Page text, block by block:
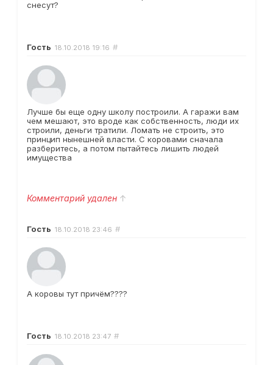
снесут?
Гость 18.10.2018 19:16 #
Лучше бы еще одну школу построили. А гаражи вам
чем мешают, это вроде как собственность, люди их
строили, деньги тратили. Ломать не строить, это
принцип нынешней власти. С коровами сначала
разберитесь, а потом пытайтесь лишить людей
имущества
Комментарий удален ↑
Гость 18.10.2018 23:46 #
А коровы тут причём????
Гость 18.10.2018 23:47 #